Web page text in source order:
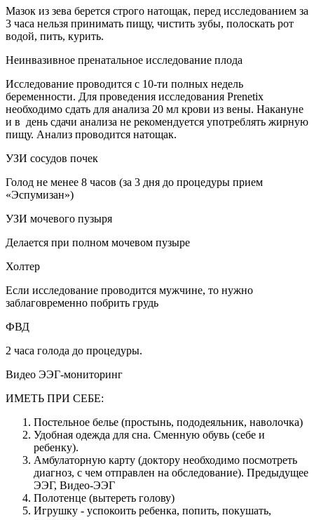
Мазок из зева берется строго натощак, перед исследованием за
3 часа нельзя принимать пищу, чистить зубы, полоскать рот
водой, пить, курить.
Неинвазивное пренатальное исследование плода
Исследование проводится с 10-ти полных недель
беременности. Для проведения исследования Prenetix
необходимо сдать для анализа 20 мл крови из вены. Накануне
и в день сдачи анализа не рекомендуется употреблять жирную
пищу. Анализ проводится натощак.
УЗИ сосудов почек
Голод не менее 8 часов (за 3 дня до процедуры прием
«Эспумизан»)
УЗИ мочевого пузыря
Делается при полном мочевом пузыре
Холтер
Если исследование проводится мужчине, то нужно
заблаговременно побрить грудь
ФВД
2 часа голода до процедуры.
Видео ЭЭГ-мониторинг
ИМЕТЬ ПРИ СЕБЕ:
Постельное белье (простынь, пододеяльник, наволочка)
Удобная одежда для сна. Сменную обувь (себе и
ребенку).
Амбулаторную карту (доктору необходимо посмотреть
диагноз, с чем отправлен на обследование). Предыдущее
ЭЭГ, Видео-ЭЭГ
Полотенце (вытереть голову)
Игрушку - успокоить ребенка, попить, покушать,